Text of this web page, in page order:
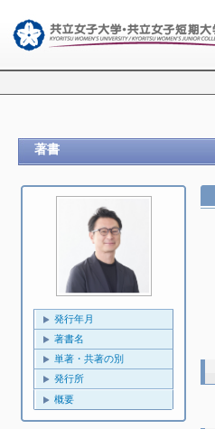
著書
発行年月
著書名
単著・共著の別
発行所
概要